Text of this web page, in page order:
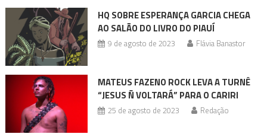
HQ SOBRE ESPERANÇA GARCIA CHEGA
AO SALÃO DO LIVRO DO PIAUÍ
9 de agosto de 2023 Flávia Banastor
MATEUS FAZENO ROCK LEVA A TURNÊ
“JESUS Ñ VOLTARÁ” PARA O CARIRI
25 de agosto de 2023 Redação